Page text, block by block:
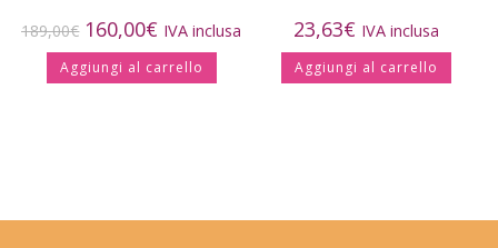
189,00€ 160,00€ IVA inclusa
Aggiungi al carrello
23,63€ IVA inclusa
Aggiungi al carrello